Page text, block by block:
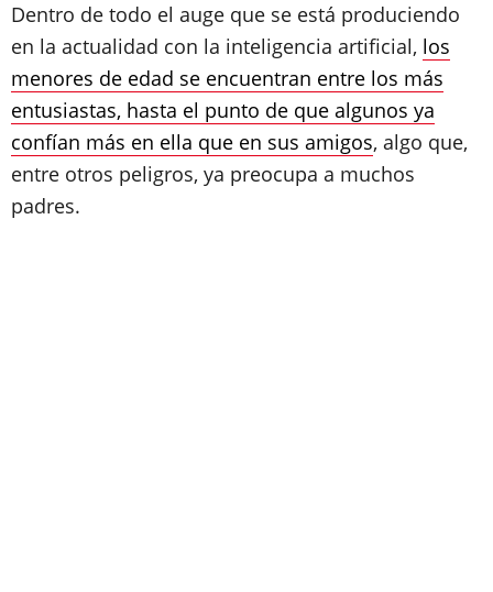
Dentro de todo el auge que se está produciendo
en la actualidad con la inteligencia artificial, los
menores de edad se encuentran entre los más
entusiastas, hasta el punto de que algunos ya
confían más en ella que en sus amigos, algo que,
entre otros peligros, ya preocupa a muchos
padres.